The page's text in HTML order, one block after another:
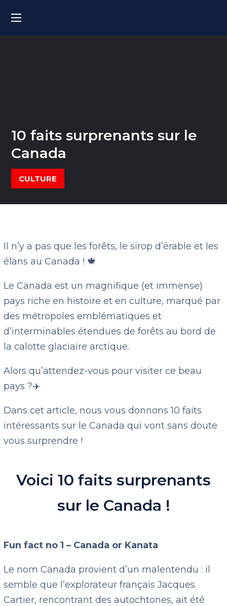
10 faits surprenants sur le
Canada
CULTURE
Il n’y a pas que les forêts, le sirop d’érable et les
élans au Canada ! 🍁
Le Canada est un magnifique (et immense)
pays riche en histoire et en culture, marqué par
des métropoles emblématiques et
d’interminables étendues de forêts au bord de
la calotte glaciaire arctique.
Alors qu’attendez-vous pour visiter ce beau
pays ?✈️
Dans cet article, nous vous donnons 10 faits
intéressants sur le Canada qui vont sans doute
vous surprendre !
Voici 10 faits surprenants
sur le Canada !
Fun fact no 1 – Canada or Kanata
Le nom Canada provient d’un malentendu : il
semble que l’explorateur français Jacques
Cartier, rencontrant des autochtones, ait été